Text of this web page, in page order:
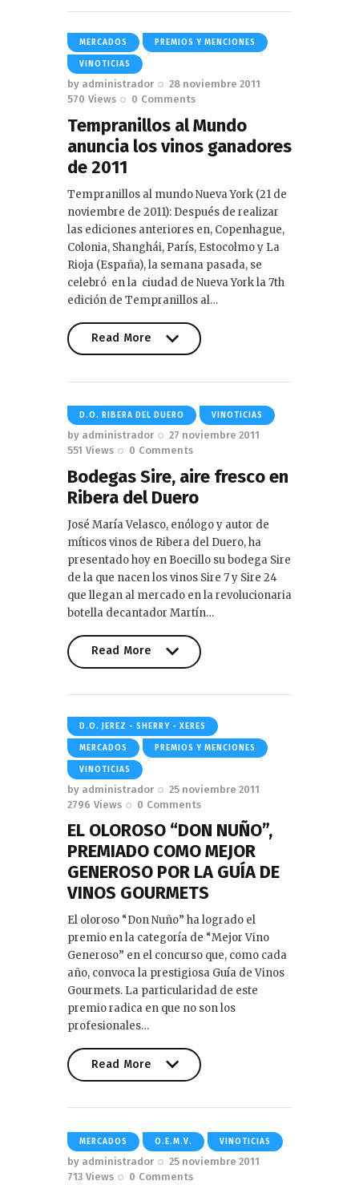
MERCADOS PREMIOS Y MENCIONES
VINOTICIAS
by administrador
28 noviembre 2011
570 Views 0 Comments
Tempranillos al Mundo
anuncia los vinos ganadores
de 2011
Tempranillos al mundo Nueva York (21 de
noviembre de 2011): Después de realizar
las ediciones anteriores en, Copenhague,
Colonia, Shanghái, París, Estocolmo y La
Rioja (España), la semana pasada, se
celebró en la ciudad de Nueva York la 7th
edición de Tempranillos al…
Read More
D.O. RIBERA DEL DUERO VINOTICIAS
by administrador
27 noviembre 2011
551 Views 0 Comments
Bodegas Sire, aire fresco en
Ribera del Duero
José María Velasco, enólogo y autor de
míticos vinos de Ribera del Duero, ha
presentado hoy en Boecillo su bodega Sire
de la que nacen los vinos Sire 7 y Sire 24
que llegan al mercado en la revolucionaria
botella decantador Martín…
Read More
D.O. JEREZ - SHERRY - XERES
MERCADOS PREMIOS Y MENCIONES
VINOTICIAS
by administrador
25 noviembre 2011
2796 Views 0 Comments
EL OLOROSO “DON NUÑO”,
PREMIADO COMO MEJOR
GENEROSO POR LA GUÍA DE
VINOS GOURMETS
El oloroso “Don Nuño” ha logrado el
premio en la categoría de “Mejor Vino
Generoso” en el concurso que, como cada
año, convoca la prestigiosa Guía de Vinos
Gourmets. La particularidad de este
premio radica en que no son los
profesionales…
Read More
MERCADOS O.E.M.V. VINOTICIAS
by administrador
25 noviembre 2011
713 Views 0 Comments